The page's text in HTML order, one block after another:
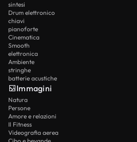
sintesi
Drum elettronico
chiavi
pianoforte
Cinematica
Smooth
elettronica
Ambiente
stringhe
batterie acustiche
Immagini
Natura
Persone
Amore e relazioni
Il Fitness
Videografia aerea